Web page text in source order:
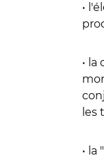
•
•
les
•